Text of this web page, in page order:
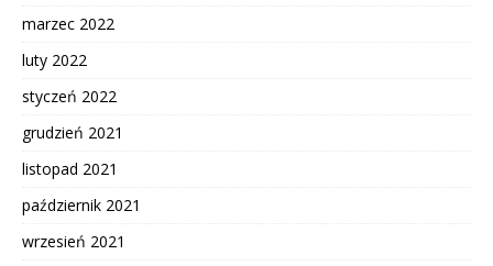
marzec 2022
luty 2022
styczeń 2022
grudzień 2021
listopad 2021
październik 2021
wrzesień 2021